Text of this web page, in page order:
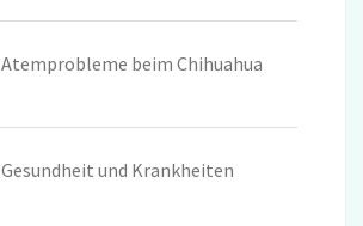
Atemprobleme beim Chihuahua
Gesundheit und Krankheiten